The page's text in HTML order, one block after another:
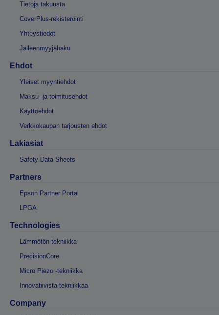
Tietoja takuusta
CoverPlus-rekisteröinti
Yhteystiedot
Jälleenmyyjähaku
Ehdot
Yleiset myyntiehdot
Maksu- ja toimitusehdot
Käyttöehdot
Verkkokaupan tarjousten ehdot
Lakiasiat
Safety Data Sheets
Partners
Epson Partner Portal
LPGA
Technologies
Lämmötön tekniikka
PrecisionCore
Micro Piezo -tekniikka
Innovatiivista tekniikkaa
Company